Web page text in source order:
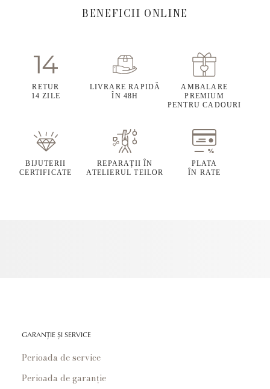
BENEFICII ONLINE
RETUR
14 ZILE
LIVRARE RAPIDĂ
ÎN 48H
AMBALARE
PREMIUM
PENTRU CADOURI
BIJUTERII
CERTIFICATE
REPARAȚII ÎN
ATELIERUL TEILOR
PLATA
ÎN RATE
GARANȚIE ȘI SERVICE
Perioada de service
Perioada de garanție